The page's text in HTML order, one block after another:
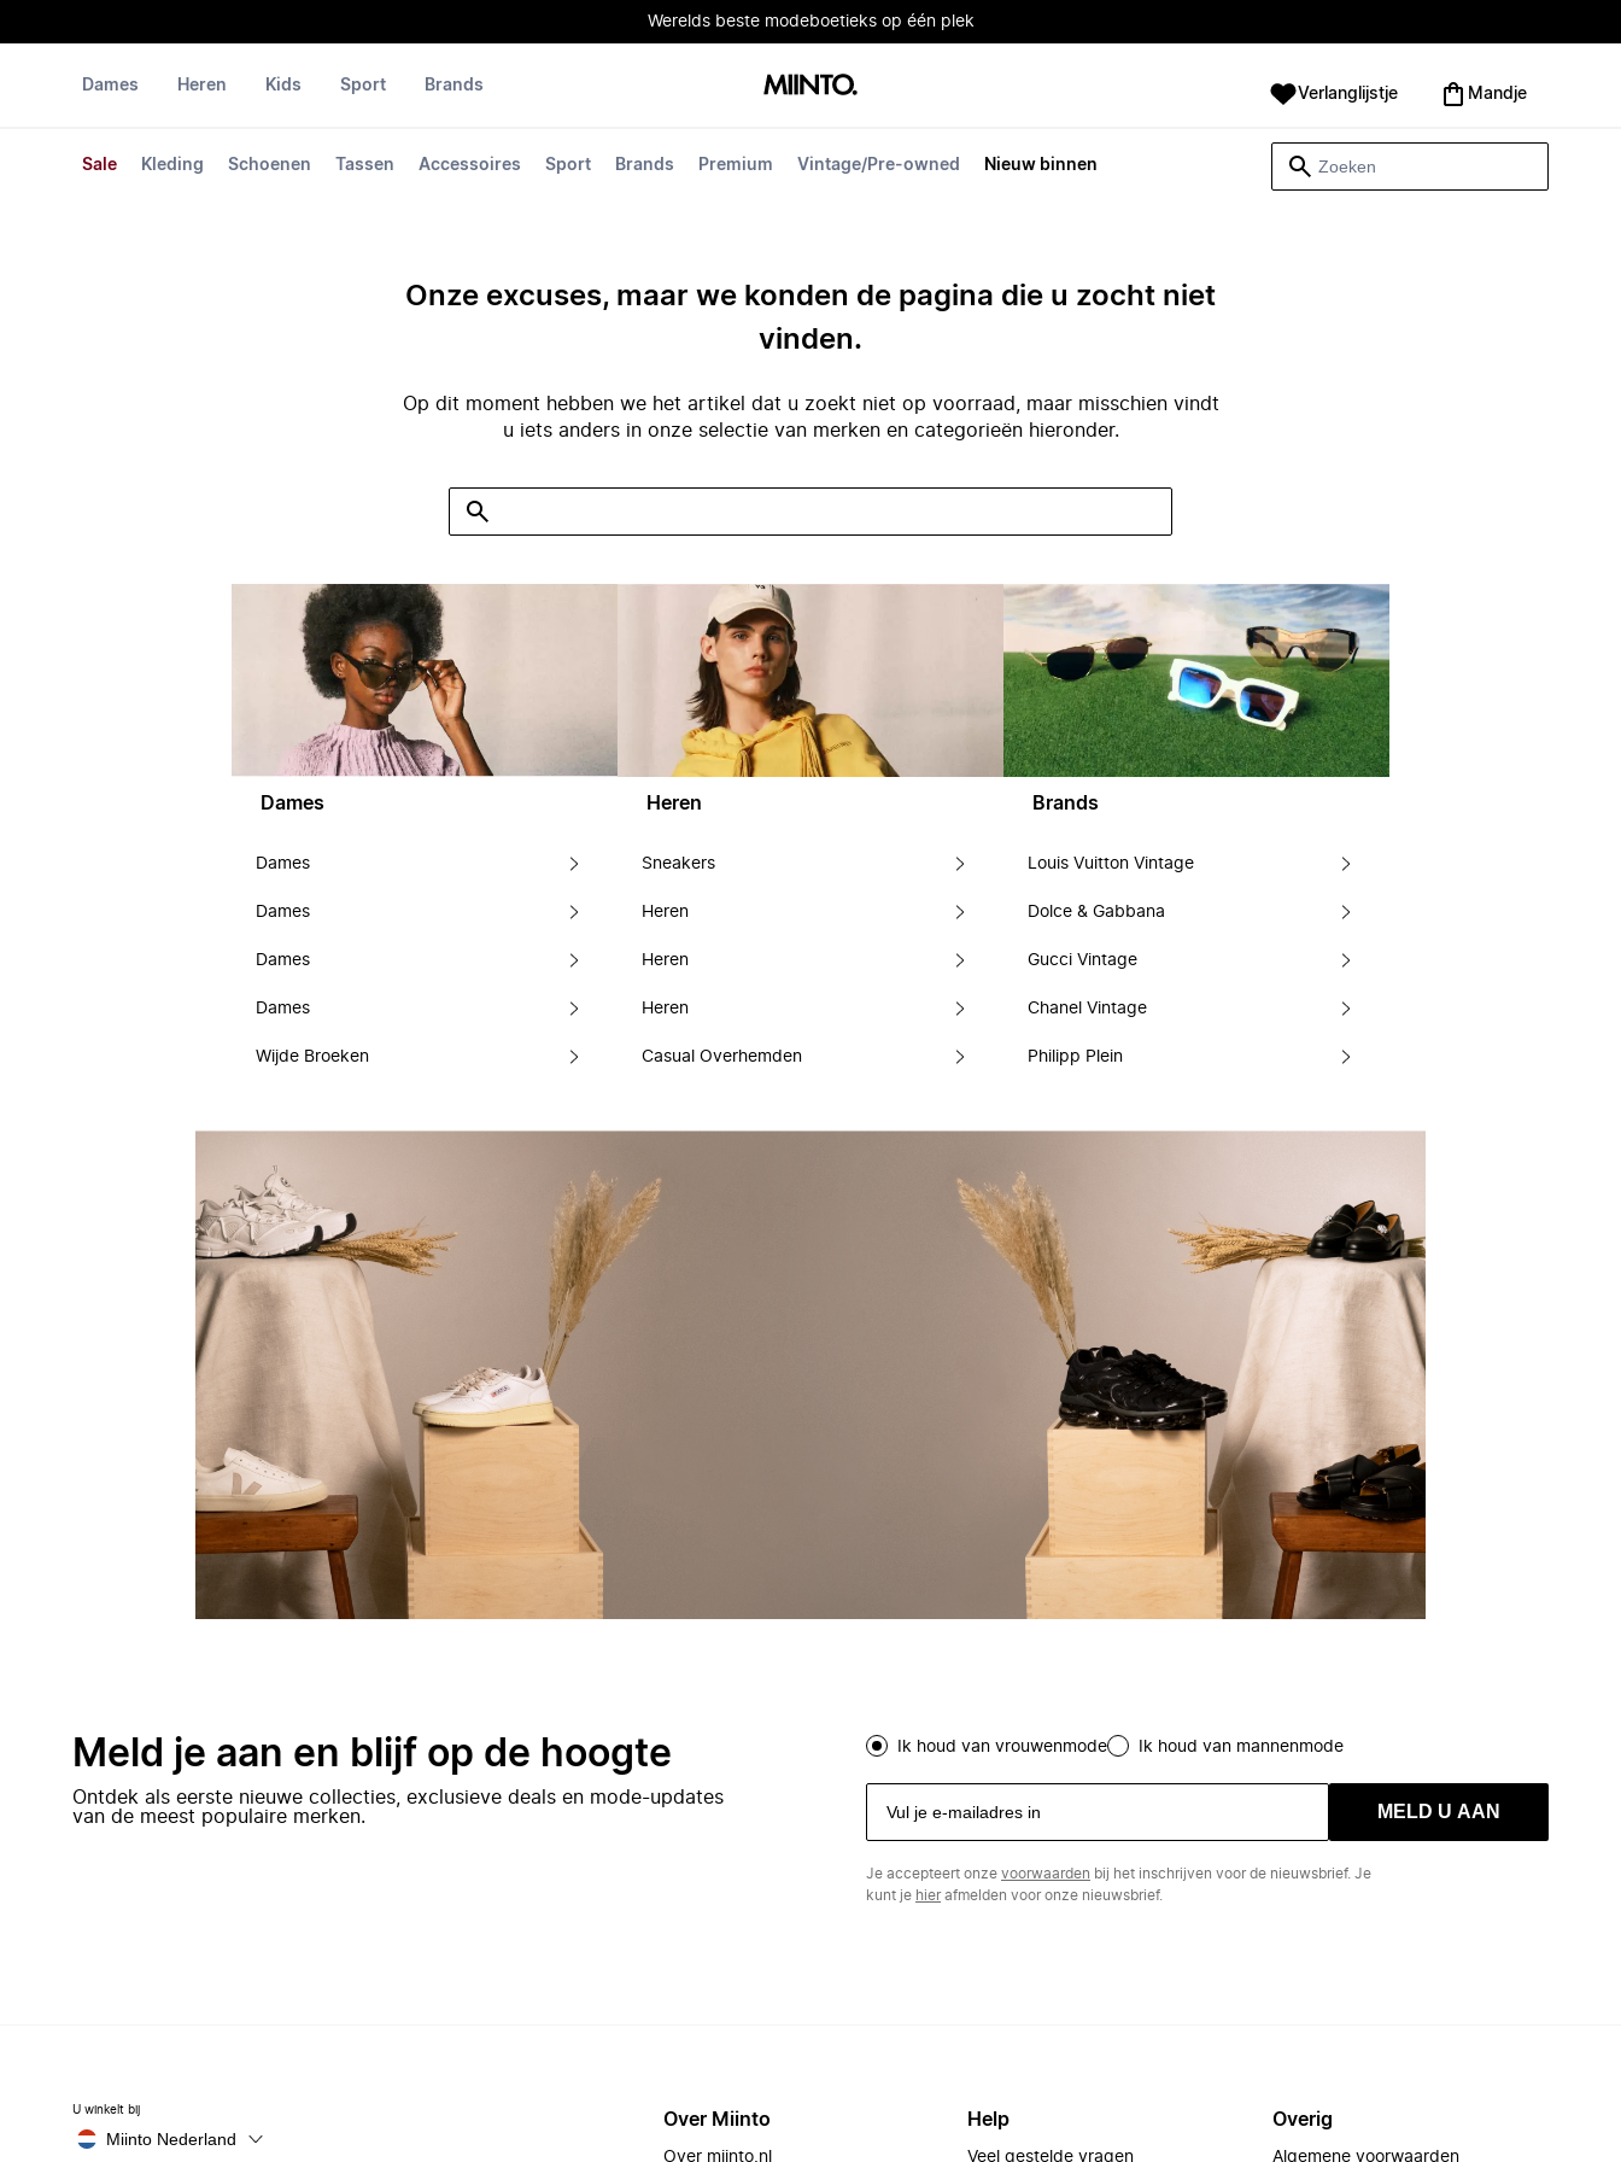
Werelds beste modeboetieks op één plek
Dames
Sale Kleding Schoenen Tassen Accessoires Sport Brands Premium Vintage/Pre-owned Nieuw binnen
Heren Kids Sport Brands Verlanglijstje Mandje
Onze excuses, maar we konden de pagina die u zocht niet
vinden.
Op dit moment hebben we het artikel dat u zoekt niet op voorraad, maar misschien vindt
u iets anders in onze selectie van merken en categorieën hieronder.
Dames
Dames
Dames
Dames
Dames
Wijde Broeken
Heren
Sneakers
Heren
Heren
Heren
Casual Overhemden
Brands
Louis Vuitton Vintage
Dolce & Gabbana
Gucci Vintage
Chanel Vintage
Philipp Plein
Meld je aan en blijf op de hoogte
Ontdek als eerste nieuwe collecties, exclusieve deals en mode-updates
van de meest populaire merken.
Ik houd van vrouwenmode Ik houd van mannenmode
MELD U AAN
Je accepteert onze voorwaarden bij het inschrijven voor de nieuwsbrief. Je
kunt je hierafmelden voor onze nieuwsbrief.
U winkelt bij
Miinto Nederland
Over Miinto
Over miinto.nl
Help
Veel gestelde vragen
Overig
Algemene voorwaarden